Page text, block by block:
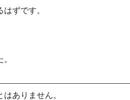
ずです。
ありません。